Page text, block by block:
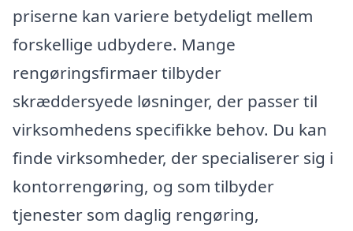
priserne kan variere betydeligt mellem
forskellige udbydere. Mange
rengøringsfirmaer tilbyder
skræddersyede løsninger, der passer til
virksomhedens specifikke behov. Du kan
finde virksomheder, der specialiserer sig i
kontorrengøring, og som tilbyder
tjenester som daglig rengøring,